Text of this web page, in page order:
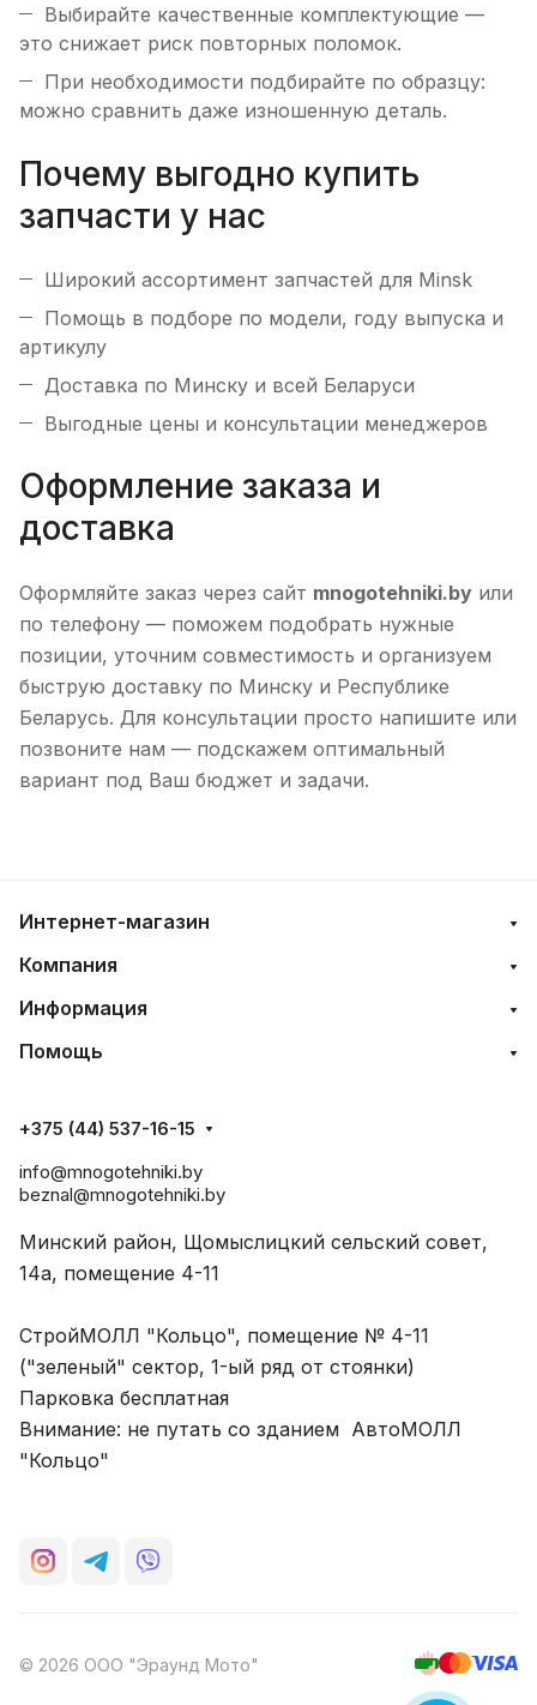
Выбирайте качественные комплектующие —
это снижает риск повторных поломок.
При необходимости подбирайте по образцу:
можно сравнить даже изношенную деталь.
Почему выгодно купить
запчасти у нас
Широкий ассортимент запчастей для Minsk
Помощь в подборе по модели, году выпуска и
артикулу
Доставка по Минску и всей Беларуси
Выгодные цены и консультации менеджеров
Оформление заказа и
доставка
Оформляйте заказ через сайт mnogotehniki.by или
по телефону — поможем подобрать нужные
позиции, уточним совместимость и организуем
быструю доставку по Минску и Республике
Беларусь. Для консультации просто напишите или
позвоните нам — подскажем оптимальный
вариант под Ваш бюджет и задачи.
Интернет-магазин
Компания
Информация
Помощь
+375 (44) 537-16-15
info@mnogotehniki.by
beznal@mnogotehniki.by
Минский район, Щомыслицкий сельский совет,
14а, помещение 4-11
СтройМОЛЛ "Кольцо", помещение № 4-11
("зеленый" сектор, 1-ый ряд от стоянки)
Парковка бесплатная
Внимание: не путать со зданием АвтоМОЛЛ
"Кольцо"
© 2026 ООО "Эраунд Мото"